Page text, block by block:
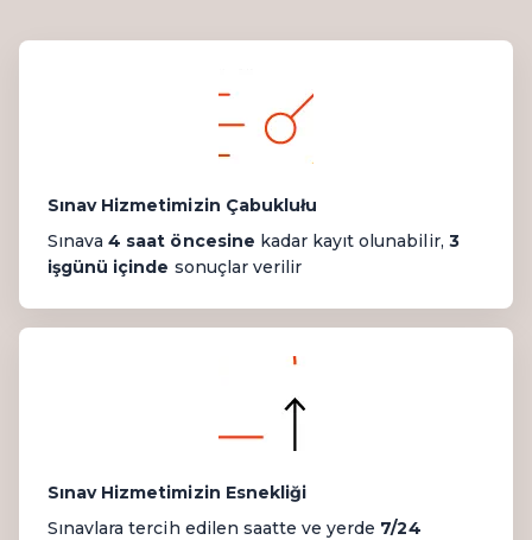
Sınav Hizmetimizin Çabuklułu
Sınava4 saat öncesine kadar kayıt olunabilir, 3
işgünü içinde sonuçlar verilir
Sınav Hizmetimizin Esnekliği
Sınavlara tercih edilen saatte ve yerde 7/24